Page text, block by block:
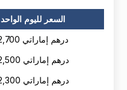
السعر لليوم الواحد
2,700 درهم إماراتي
2,500 درهم إماراتي
2,300 درهم إماراتي